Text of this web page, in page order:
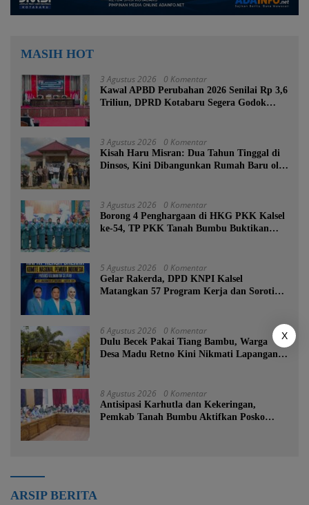
MASIH HOT
3 Agustus 2026 0 Komentar
Kawal APBD Perubahan 2026 Senilai Rp 3,6
Triliun, DPRD Kotabaru Segera Godok
3 Agustus 2026 0 Komentar
Kisah Haru Misran: Dua Tahun Tinggal di
Dinsos, Kini Dibangunkan Rumah Baru oleh
3 Agustus 2026 0 Komentar
Borong 4 Penghargaan di HKG PKK Kalsel
ke-54, TP PKK Tanah Bumbu Buktikan
5 Agustus 2026 0 Komentar
Gelar Rakerda, DPD KNPI Kalsel
Matangkan 57 Program Kerja dan Soroti
6 Agustus 2026 0 Komentar
Dulu Becek Pakai Tiang Bambu, Warga
Desa Madu Retno Kini Nikmati Lapangan
8 Agustus 2026 0 Komentar
Antisipasi Karhutla dan Kekeringan,
Pemkab Tanah Bumbu Aktifkan Posko
ARSIP BERITA
X